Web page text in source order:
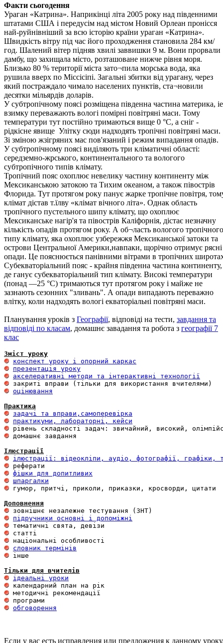
Факти сьогодення
Ураган «Катрина». Наприкінці літа 2005 року над південними
штатами США і передусім над містом Новий Орлеан пронісся
най-руйнівніший за всю історію країни ураган «Катрина».
Швидкість вітру під час його проходження становила 284 км/
год. Шалений вітер підняв хвилі заввишки 9 м. Вони прорвали
дамбу, що захищала місто, розташоване нижче рівня моря.
Близько 80 % території міста зато¬пила морська вода, яка
рушила вверх по Міссісіпі. Загальні збитки від урагану, через
який постраждало чимало населених пунктів, ста¬новили
десятки мільярдів доларів.
У субтропічному поясі розміщена південна частина материка, іе
взимку переважають вологі помірні повітряні маси. Тому
температури тут постійно тримаються вище 0 °С, а сніг -
рідкісне явище Улітку сюди надходять тропічні повітряні маси.
Зі зміною жзігряних мас пов'язаний і режим випадання опадів.
У субтропічному поясі виділяють три кліматичні області:
середземно-жрського, континентального та вологого
субтропічного типів клімату.
Тропічний пояс охоплює невелику частину континенту між
Мексиканською затокою та Тихим океаном, а також півострів
Флорида. Тут протягом року панує жарке тропічне повітря,
клімат дістав т.їлву «клімат вічного літа». Однак область
тропічного пустельного шипу клімату, що охоплює
Мексиканське нагір'я та півострів Каліфорнія, дістає незначну
кількість опадів протягом року. А об¬ласть вологого тропічного
типу клімату, яка охоплює узбережжя Мексиканської затоки та
острови Центральної Америки,навпаки, щорічно отримує рясні
опади. Це пояснюється панівними вітрами в тропічних
Субекваторіальний пояс - крайня південна частина континенту,
де ганує субекваторіальний тип клімату. Високі температури
(понад —25 °С) тримаються тут протягом року і майже не
зазнають сезонних "зливань". А опади випадають переважно
влітку, коли надходять вологі екваторіальні повітряні маси.
Планування уроків з Географії, відповіді на тести, завдання та
відповіді по класам, домашнє завадання та робота з географії 7
клас
Зміст уроку
конспект уроку і опорний каркас
презентація уроку
акселеративні методи та інтерактивні технології
оцінювання
Практика
задачі та вправи,самоперевірка
практикуми, лабораторні, кейси
домашнє завдання
Ілюстрації
ілюстрації: відеокліпи, аудіо, фотографії, графіки,
фішки для допитливих
шпаргалки
гумор, притчі, приколи, приказки, кросворди, цитати
Доповнення
підручники основні і допоміжні
словник термінів
інше
Тільки для вчителів
ідеальні уроки
обговорення
Если у вас есть исправления или предложения к данному